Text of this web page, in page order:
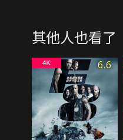
其他人也看了
6.6